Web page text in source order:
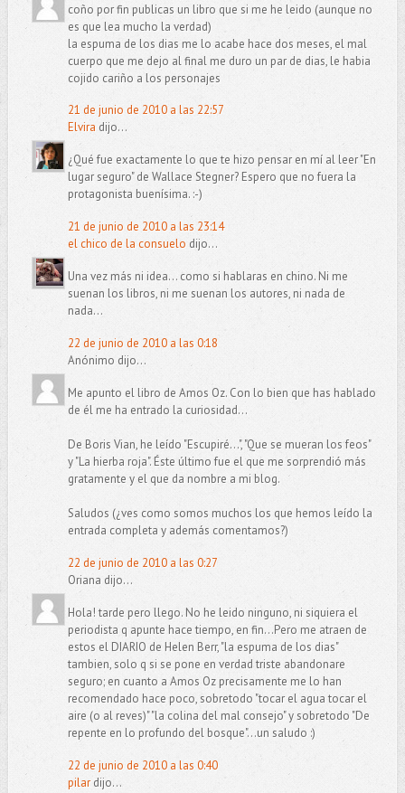
coño por fin publicas un libro que si me he leido (aunque no
es que lea mucho la verdad)
la espuma de los dias me lo acabe hace dos meses, el mal
cuerpo que me dejo al final me duro un par de dias, le habia
cojido cariño a los personajes
21 de junio de 2010 a las 22:57
Elvira dijo...
¿Qué fue exactamente lo que te hizo pensar en mí al leer "En
lugar seguro" de Wallace Stegner? Espero que no fuera la
protagonista buenísima. :-)
21 de junio de 2010 a las 23:14
el chico de la consuelo dijo...
Una vez más ni idea... como si hablaras en chino. Ni me
suenan los libros, ni me suenan los autores, ni nada de
nada...
22 de junio de 2010 a las 0:18
Anónimo dijo...
Me apunto el libro de Amos Oz. Con lo bien que has hablado
de él me ha entrado la curiosidad...
De Boris Vian, he leído "Escupiré...", "Que se mueran los feos"
y "La hierba roja". Éste último fue el que me sorprendió más
gratamente y el que da nombre a mi blog.
Saludos (¿ves como somos muchos los que hemos leído la
entrada completa y además comentamos?)
22 de junio de 2010 a las 0:27
Oriana dijo...
Hola! tarde pero llego. No he leido ninguno, ni siquiera el
periodista q apunte hace tiempo, en fin...Pero me atraen de
estos el DIARIO de Helen Berr, "la espuma de los dias"
tambien, solo q si se pone en verdad triste abandonare
seguro; en cuanto a Amos Oz precisamente me lo han
recomendado hace poco, sobretodo "tocar el agua tocar el
aire (o al reves)" "la colina del mal consejo" y sobretodo "De
repente en lo profundo del bosque"...un saludo :)
22 de junio de 2010 a las 0:40
pilardijo...